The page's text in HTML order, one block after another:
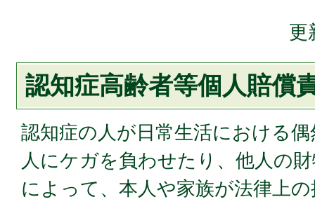
更
認知症高齢者等個人賠償
認知症の人が日常生活における
人にケガを負わせたり、他人の
によって、本人や家族が法律上